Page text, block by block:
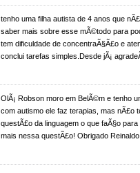
tenho uma filha autista de 4 anos que
saber mais sobre esse mÃ©todo para
tem dificuldade de concentraÃ§Ã£o e
conclui tarefas simples.Desde jÃ¡
OlÃ¡ Robson moro em BelÃ©m e tenho
com autismo ele faz terapias, mas nÃ£o
questÃ£o da linguagem o que faÃ§o para
mais nessa questÃ£o! Obrigado